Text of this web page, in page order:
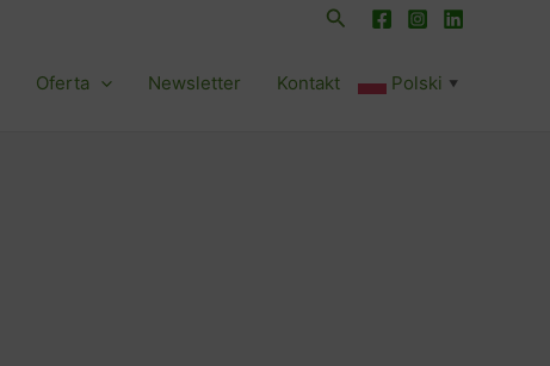
Szukaj
Oferta Newsletter Kontakt Polski ▼